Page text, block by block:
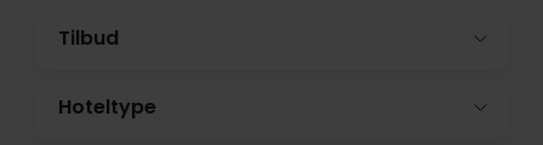
Tilbud
Hoteltype